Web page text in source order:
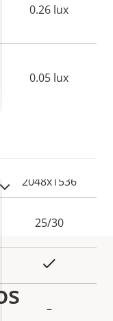
0.26 lux
0.05 lux
2048x1536
25/30
–